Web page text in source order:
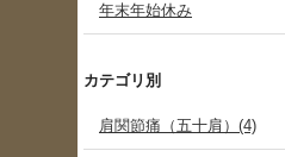
年末年始休み
カテゴリ別
肩関節痛（五十肩）(4)